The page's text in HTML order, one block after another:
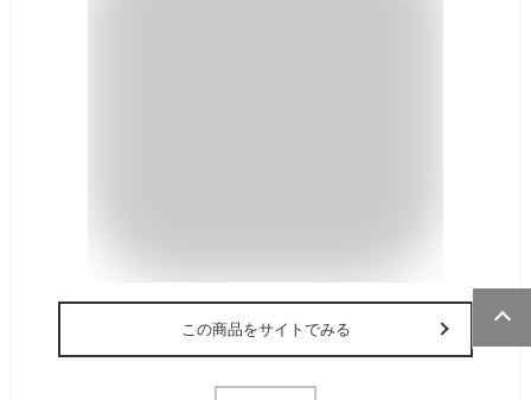
この商品をサイトでみる